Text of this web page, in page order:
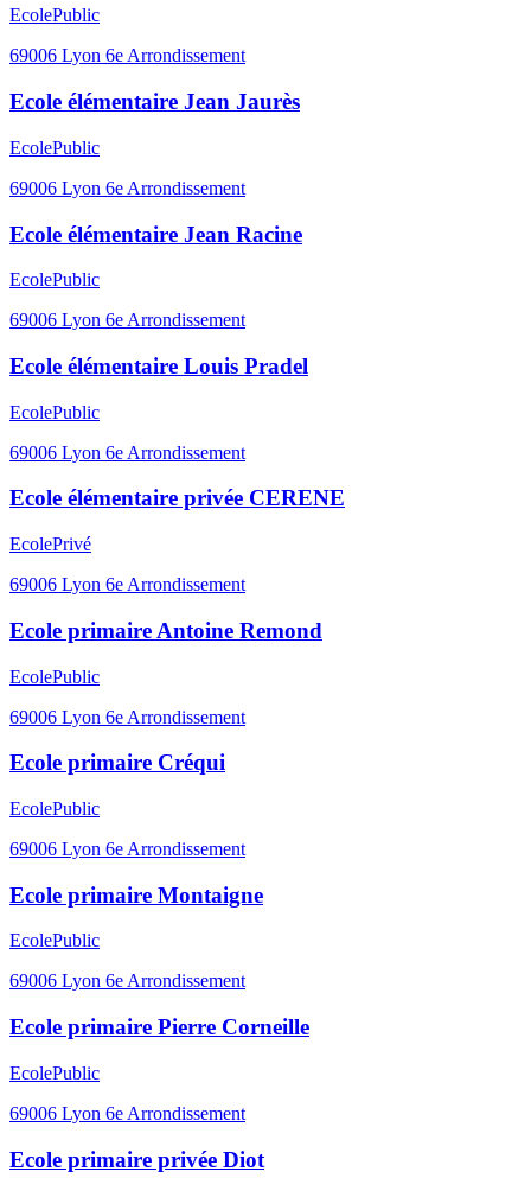
EcolePublic
69006 Lyon 6e Arrondissement
Ecole élémentaire Jean Jaurès
EcolePublic
69006 Lyon 6e Arrondissement
Ecole élémentaire Jean Racine
EcolePublic
69006 Lyon 6e Arrondissement
Ecole élémentaire Louis Pradel
EcolePublic
69006 Lyon 6e Arrondissement
Ecole élémentaire privée CERENE
EcolePrivé
69006 Lyon 6e Arrondissement
Ecole primaire Antoine Remond
EcolePublic
69006 Lyon 6e Arrondissement
Ecole primaire Créqui
EcolePublic
69006 Lyon 6e Arrondissement
Ecole primaire Montaigne
EcolePublic
69006 Lyon 6e Arrondissement
Ecole primaire Pierre Corneille
EcolePublic
69006 Lyon 6e Arrondissement
Ecole primaire privée Diot